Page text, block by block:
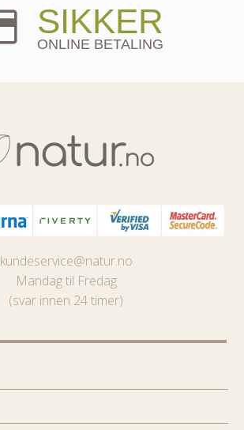
SIKKER
ONLINE BETALING
kundeservice@natur.no
Mandag til Fredag
(svar innen 24 timer)